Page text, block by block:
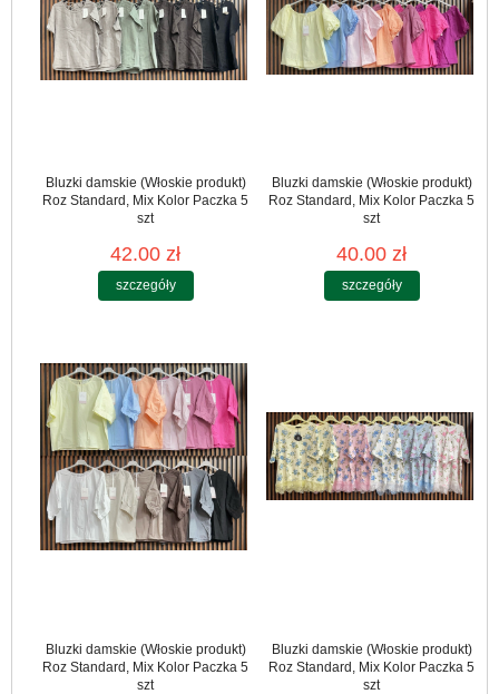
Bluzki damskie (Włoskie produkt)
Roz Standard, Mix Kolor Paczka 5
szt
42.00 zł
szczegóły
Bluzki damskie (Włoskie produkt)
Roz Standard, Mix Kolor Paczka 5
szt
40.00 zł
szczegóły
Bluzki damskie (Włoskie produkt)
Roz Standard, Mix Kolor Paczka 5
szt
Bluzki damskie (Włoskie produkt)
Roz Standard, Mix Kolor Paczka 5
szt